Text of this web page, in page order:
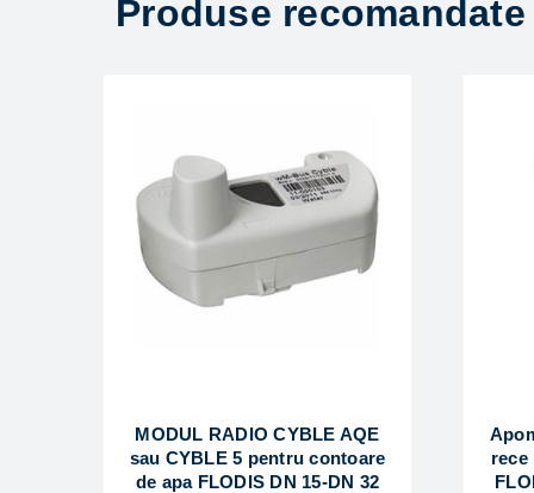
Produse recomandate
MODUL RADIO CYBLE AQE
sau CYBLE 5 pentru contoare
de apa FLODIS DN 15-DN 32
rece